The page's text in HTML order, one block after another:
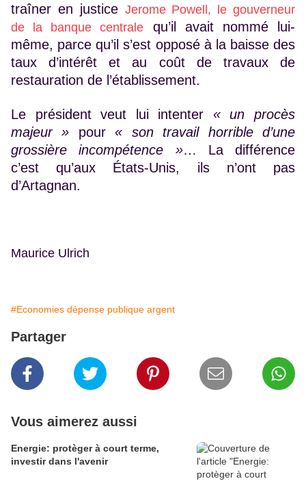
traîner en justice Jerome Powell, le gouverneur
de la banque centrale qu’il avait nommé lui-
même, parce qu’il s’est opposé à la baisse des
taux d’intérêt et au coût de travaux de
restauration de l’établissement.
Le président veut lui intenter « un procès
majeur » pour« son travail horrible d’une
grossière incompétence »… La différence
c’est qu’aux États-Unis, ils n’ont pas
d’Artagnan.
Maurice Ulrich
#Economies dépense publique argent
Partager
Vous aimerez aussi
Energie: protèger à court terme,
investir dans l'avenir